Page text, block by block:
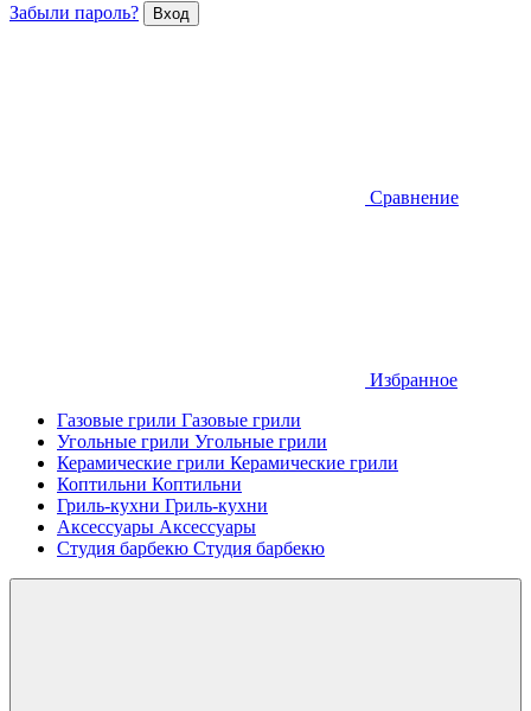
Забыли пароль?
Сравнение
Избранное
Газовые грили Газовые грили
Угольные грили Угольные грили
Керамические грили Керамические грили
Коптильни Коптильни
Гриль-кухни Гриль-кухни
Аксессуары Аксессуары
Студия барбекю Студия барбекю